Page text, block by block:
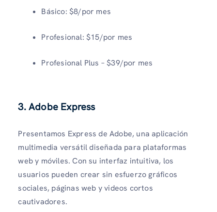
Básico: $8/por mes
Profesional: $15/por mes
Profesional Plus – $39/por mes
3.Adobe Express
Presentamos Express de Adobe, una aplicación
multimedia versátil diseñada para plataformas
web y móviles. Con su interfaz intuitiva, los
usuarios pueden crear sin esfuerzo gráficos
sociales, páginas web y videos cortos
cautivadores.